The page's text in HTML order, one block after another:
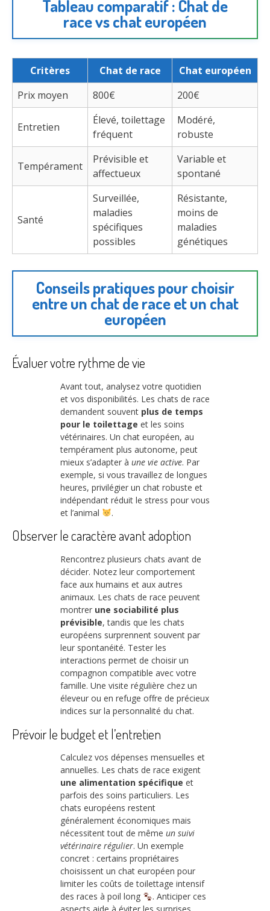
Tableau comparatif : Chat de
race vs chat européen
Critères Chat de race
Chat européen
Prix moyen
800€ 200€
Entretien
Élevé, toilettage
fréquent
Modéré,
robuste
Tempérament
Prévisible et
affectueux
Variable et
spontané
Santé
Surveillée,
maladies
spécifiques
possibles
Résistante,
moins de
maladies
génétiques
Conseils pratiques pour choisir
entre un chat de race et un chat
européen
Évaluer votre rythme de vie
Avant tout, analysez votre quotidien
et vos disponibilités. Les chats de race
demandent souvent plus de temps
pour le toilettage et les soins
vétérinaires. Un chat européen, au
tempérament plus autonome, peut
mieux s’adapter à une vie active. Par
exemple, si vous travaillez de longues
heures, privilégier un chat robuste et
indépendant réduit le stress pour vous
et l’animal
.
Observer le caractère avant adoption
Rencontrez plusieurs chats avant de
décider. Notez leur comportement
face aux humains et aux autres
animaux. Les chats de race peuvent
montrer une sociabilité plus
prévisible, tandis que les chats
européens surprennent souvent par
leur spontanéité. Tester les
interactions permet de choisir un
compagnon compatible avec votre
famille. Une visite régulière chez un
éleveur ou en refuge offre de précieux
indices sur la personnalité du chat.
Prévoir le budget et l’entretien
Calculez vos dépenses mensuelles et
annuelles. Les chats de race exigent
une alimentation spécifique et
parfois des soins particuliers. Les
chats européens restent
généralement économiques mais
nécessitent tout de même un suivi
vétérinaire régulier. Un exemple
concret : certains propriétaires
choisissent un chat européen pour
limiter les coûts de toilettage intensif
des races à poil long
. Anticiper ces